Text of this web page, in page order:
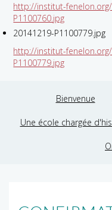
http://institut-fenelon.org/
P1100760.jpg
20141219-P1100779.jpg
http://institut-fenelon.org/
P1100779.jpg
Bienvenue
Une école chargée